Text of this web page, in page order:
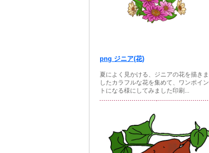
png ジニア(花)
夏によく見かける、ジニアの花を描きま
したカラフルな花を集めて、ワンポイン
トになる様にしてみました印刷...